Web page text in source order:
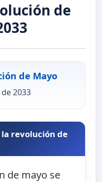
de
de Mayo
2033
la revolución de
de mayo se